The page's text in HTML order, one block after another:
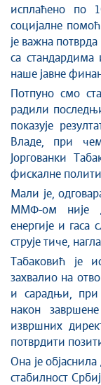
исплаћено по
социјалне
је важна
са
наше јавне
Потпуно смо
радили
показује
Владе, при
Јоргованки
фискалне
Мали је,
ММФ-ом није
енергије и гаса
струје тиче,
Табаковић је
захвалио на
и сарадњи, при
након
извршних
потврдити
Она је
стабилност